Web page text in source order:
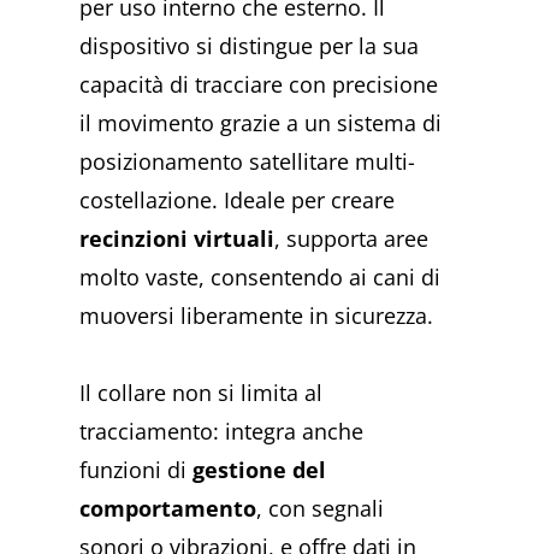
per uso interno che esterno. Il
dispositivo si distingue per la sua
capacità di tracciare con precisione
il movimento grazie a un sistema di
posizionamento satellitare multi-
costellazione. Ideale per creare
recinzioni virtuali, supporta aree
molto vaste, consentendo ai cani di
muoversi liberamente in sicurezza.
Il collare non si limita al
tracciamento: integra anche
funzioni digestione del
comportamento, con segnali
sonori o vibrazioni, e offre dati in